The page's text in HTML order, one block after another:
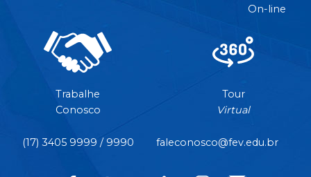
On-line
Trabalhe
Conosco
Tour
Virtual
(17) 3405 9999 / 9990 faleconosco@fev.edu.br